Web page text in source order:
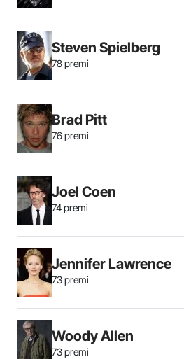
Steven Spielberg
78 premi
Brad Pitt
76 premi
Joel Coen
74 premi
Jennifer Lawrence
73 premi
Woody Allen
73 premi